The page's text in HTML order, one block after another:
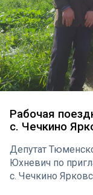
Рабочая
с. Чечкино
Депутат
Юхневич по
с. Чечкино